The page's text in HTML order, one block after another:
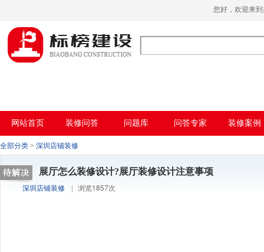
小黄片大全下载,小黄片应用下载,小黄片短
视频,下载小黄片免费
您好，欢迎
网站首页 装修问答 问题库 问答专家 装修案例
全部分类 > 深圳店铺装修
展厅怎么装修设计?展厅装修设计注意事项
深圳店铺装修
| 浏览1857次